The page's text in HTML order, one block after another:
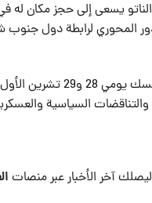
يسعى إلى حجز مكان له
المحوري لرابطة دول جنوب
والتناقضات السياسية
آخر الأخبار عبر منصات